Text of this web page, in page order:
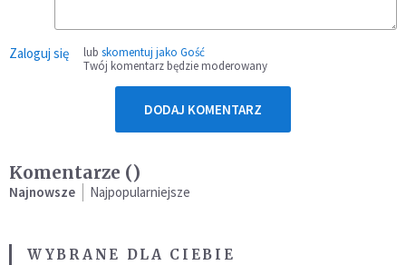
Zaloguj się lub skomentuj jako Gość
Twój komentarz będzie moderowany
DODAJ KOMENTARZ
Komentarze ()
Najnowsze Najpopularniejsze
WYBRANE DLA CIEBIE